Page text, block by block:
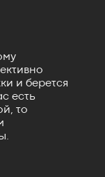
и берется
есть
то